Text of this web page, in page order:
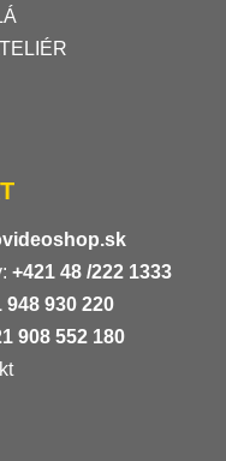
+421 48 /222 1333
948 930 220
908 552 180